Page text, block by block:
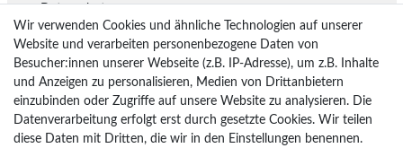
Datenschutz
Lieferung
Rückgaberecht
Vertrag widerrufen
Wir verwenden Cookies und ähnliche Technologien auf unserer
Website und verarbeiten personenbezogene Daten von
Besucher:innen unserer Webseite (z.B. IP-Adresse), um z.B. Inhalte
und Anzeigen zu personalisieren, Medien von Drittanbietern
einzubinden oder Zugriffe auf unsere Website zu analysieren. Die
Datenverarbeitung erfolgt erst durch gesetzte Cookies. Wir teilen
diese Daten mit Dritten, die wir in den Einstellungen benennen.